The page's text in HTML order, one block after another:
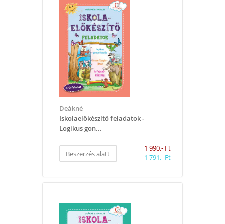
Deákné
Iskolaelőkészítő feladatok -
Logikus gon...
Beszerzés alatt
1 990.- Ft
1 791.- Ft